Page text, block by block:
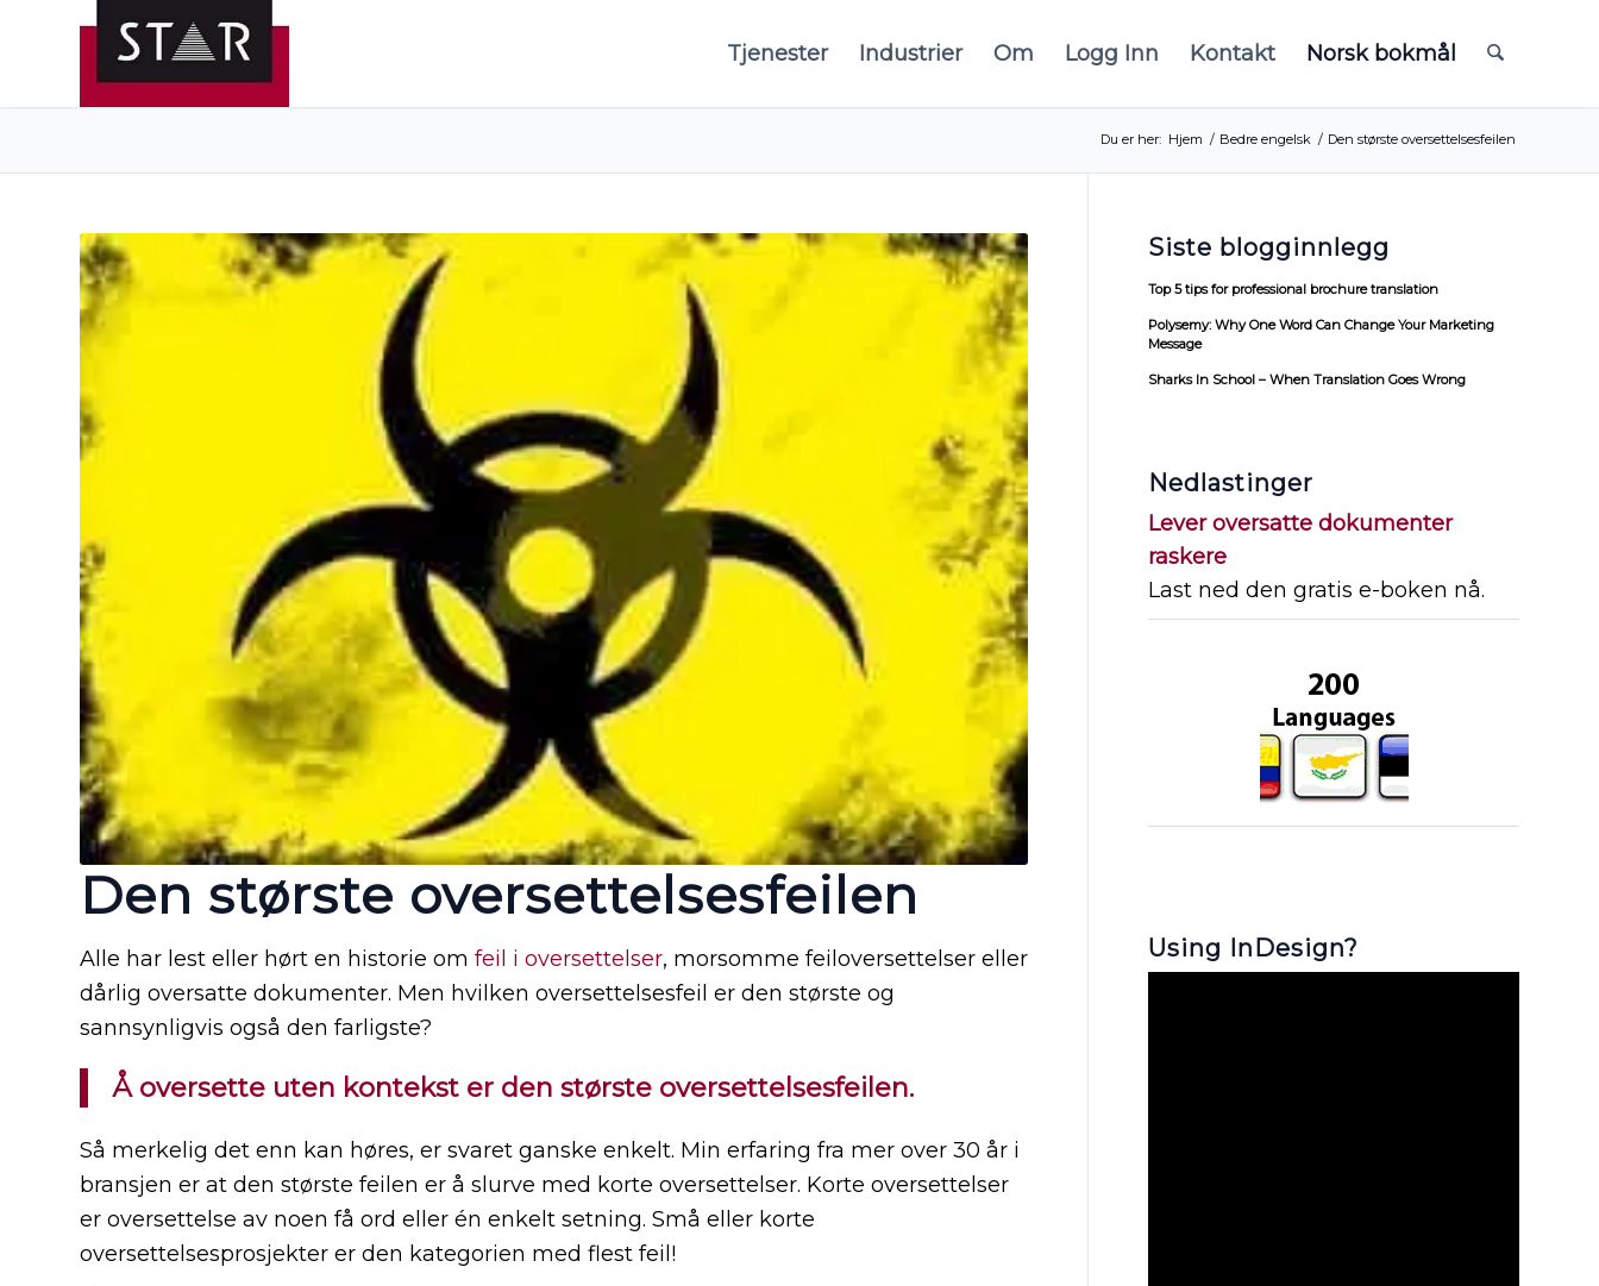
Tjenester Industrier Om Logg Inn Kontakt Norsk bokmål
Du er her: Hjem / Bedre engelsk / Den største oversettelsesfeilen
Den største oversettelsesfeilen
Alle har lest eller hørt en historie om feil i oversettelser, morsomme feiloversettelser eller
dårlig oversatte dokumenter. Men hvilken oversettelsesfeil er den største og
sannsynligvis også den farligste?
Å oversette uten kontekst er den største oversettelsesfeilen.
Så merkelig det enn kan høres, er svaret ganske enkelt. Min erfaring fra mer over 30 år i
bransjen er at den største feilen er å slurve med korte oversettelser. Korte oversettelser
er oversettelse av noen få ord eller én enkelt setning. Små eller korte
oversettelsesprosjekter er den kategorien med flest feil!
Siste blogginnlegg
Top 5 tips for professional brochure translation
Polysemy: Why One Word Can Change Your Marketing
Message
Sharks In School – When Translation Goes Wrong
Nedlastinger
Lever oversatte dokumenter
raskere
Last ned den gratis e-boken nå.
Using InDesign?